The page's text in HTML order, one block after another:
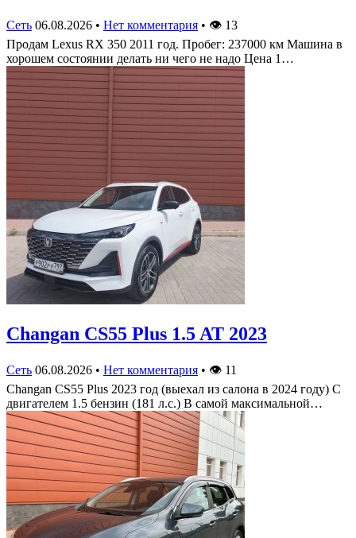
Сеть 06.08.2026 • Нет комментария • 👁 13
Продам Lexus RX 350 2011 год. Пробег: 237000 км Машина в
хорошем состоянии делать ни чего не надо Цена 1…
Changan CS55 Plus 1.5 AT 2023
Сеть 06.08.2026 • Нет комментария • 👁 11
Changan CS55 Plus 2023 год (выехал из салона в 2024 году) С
двигателем 1.5 бензин (181 л.с.) В самой максимальной…